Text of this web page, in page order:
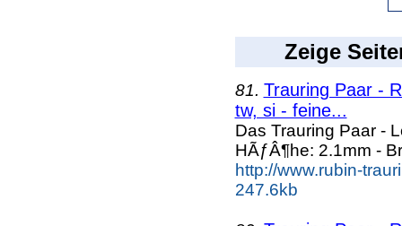
Zeige
81. Trauring Paar -
tw, si - feine...
Das Trauring Paar -
HÃƒÂ¶he: 2.1mm -
http://www.rubin-
247.6kb